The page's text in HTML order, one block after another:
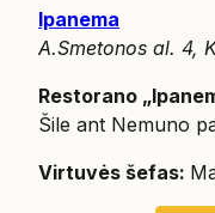
Ipanema
A.Smetonos al. 4,
Restorano
Šile ant Nemuno
Virtuvės šefas: